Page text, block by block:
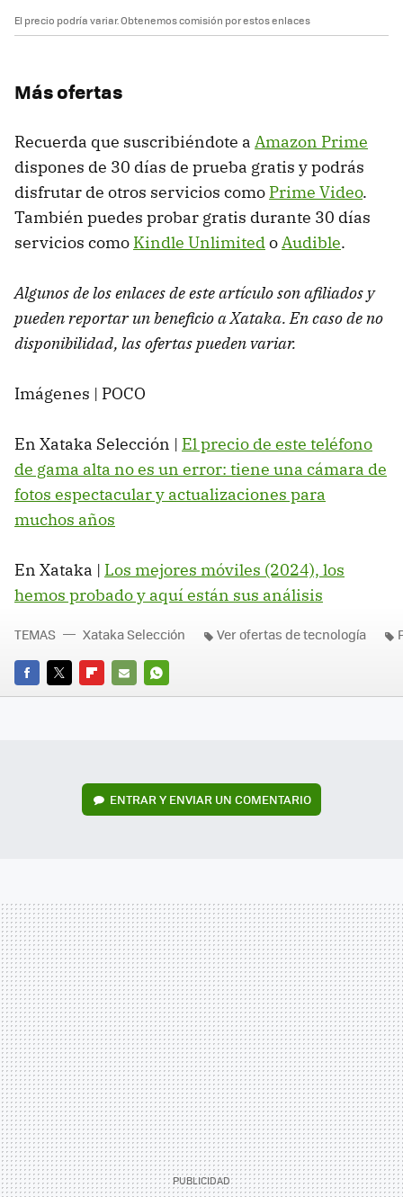
El precio podría variar. Obtenemos comisión por estos enlaces
Más ofertas
Recuerda que suscribiéndote a Amazon Prime
dispones de 30 días de prueba gratis y podrás
disfrutar de otros servicios como Prime Video.
También puedes probar gratis durante 30 días
servicios como Kindle UnlimitedoAudible.
Algunos de los enlaces de este artículo son afiliados y
pueden reportar un beneficio a Xataka. En caso de no
disponibilidad, las ofertas pueden variar.
Imágenes | POCO
En Xataka Selección | El precio de este teléfono
de gama alta no es un error: tiene una cámara de
fotos espectacular y actualizaciones para
muchos años
En Xataka | Los mejores móviles (2024), los
hemos probado y aquí están sus análisis
FACEBOOK
TWITTERFLIPBOARD
E-
WHATSAPP
TEMAS Xataka Selección Ver ofertas de tecnología
ENTRAR Y ENVIAR UN COMENTARIO